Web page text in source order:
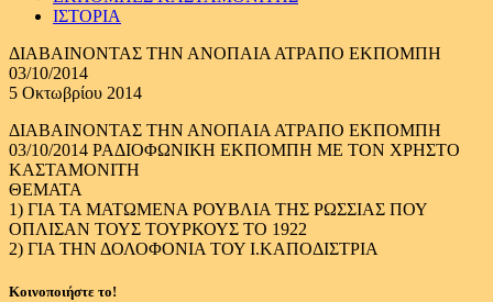
ΙΣΤΟΡΙΑ
ΔΙΑΒΑΙΝΟΝΤΑΣ ΤΗΝ ΑΝΟΠΑΙΑ ΑΤΡΑΠΟ ΕΚΠΟΜΠΗ
03/10/2014
5 Οκτωβρίου 2014
ΔΙΑΒΑΙΝΟΝΤΑΣ ΤΗΝ ΑΝΟΠΑΙΑ ΑΤΡΑΠΟ ΕΚΠΟΜΠΗ
03/10/2014 ΡΑΔΙΟΦΩΝΙΚΗ ΕΚΠΟΜΠΗ ΜΕ ΤΟΝ ΧΡΗΣΤΟ
ΚΑΣΤΑΜΟΝΙΤΗ
ΘΕΜΑΤΑ
1) ΓΙΑ ΤΑ ΜΑΤΩΜΕΝΑ ΡΟΥΒΛΙΑ ΤΗΣ ΡΩΣΣΙΑΣ ΠΟΥ
ΟΠΛΙΣΑΝ ΤΟΥΣ ΤΟΥΡΚΟΥΣ ΤΟ 1922
2) ΓΙΑ ΤΗΝ ΔΟΛΟΦΟΝΙΑ ΤΟΥ Ι.ΚΑΠΟΔΙΣΤΡΙΑ
Κοινοποιήστε το!